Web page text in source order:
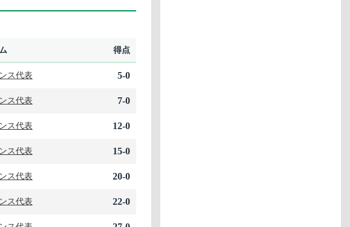
得点
ス代表 5-0
ス代表 7-0
ス代表 12-0
ス代表 15-0
ス代表 20-0
ス代表 22-0